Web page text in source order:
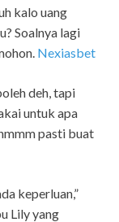
kalo uang
Soalnya lagi
Nexiasbet
deh, tapi
untuk apa
pasti buat
keperluan,”
Lily yang